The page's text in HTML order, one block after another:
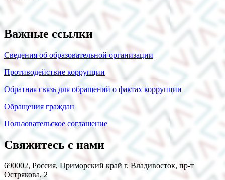
Важные ссылки
Сведения об образовательной организации
Противодействие коррупции
Обратная связь для обращений о фактах коррупции
Обращения граждан
Пользовательское соглашение
Свяжитесь с нами
690002, Россия, Приморский край г. Владивосток, пр-т
Острякова, 2